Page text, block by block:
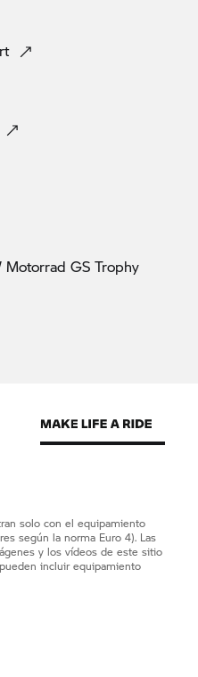
Motorrad GSTrophy
solo con el equipamiento
según la norma Euro 4). Las
y los vídeos de este sitio
incluir equipamiento